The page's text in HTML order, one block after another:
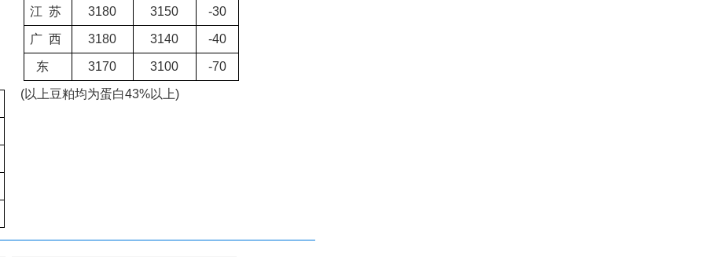
江 苏 3180 3150 -30
广 西 3180 3140 -40
东 3170 3100 -70
(以上豆粕均为蛋白43%以上)